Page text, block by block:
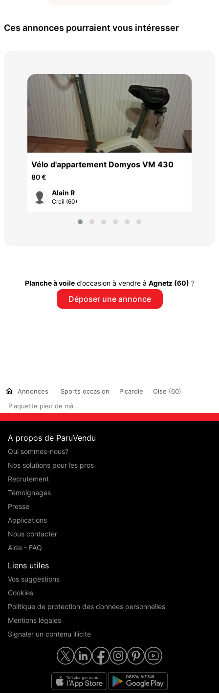
Ces annonces pourraient vous intéresser
Vélo d'appartement Domyos VM 430
80 €
Alain R
Creil (60)
Planche à voiled’occasion à vendre à Agnetz (60) ?
Déposer une annonce
Annonces Sports occasion Picardie
Oise (60)
Plaquette pied de mâ...
A propos de ParuVendu
Qui sommes-nous?
Nos solutions pour les pros
Recrutement
Témoignages
Presse
Applications
Nous contacter
Aide - FAQ
Liens utiles
Vos suggestions
Cookies
Politique de protection des données personnelles
Mentions légales
Signaler un contenu illicite